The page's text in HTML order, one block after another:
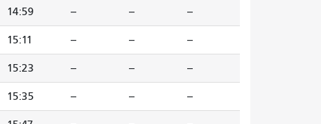
14:59 -- -- --
15:11 -- -- --
15:23 -- -- --
15:35 -- -- --